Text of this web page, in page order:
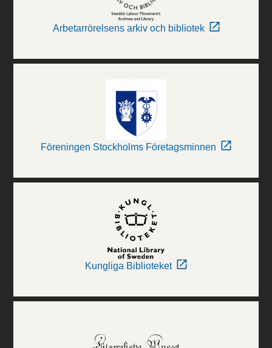
Arbetarrörelsens arkiv och bibliotek
Föreningen Stockholms Företagsminnen
Kungliga Biblioteket